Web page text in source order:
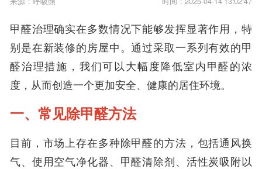
甲醛治理确实在多数情况下能够发挥显著作用，特
别是在新装修的房屋中。通过采取一系列有效的甲
醛治理措施，我们可以大幅度降低室内甲醛的浓
度，从而创造一个更加安全、健康的居住环境。
一、常见除甲醛方法
目前，市场上存在多种除甲醛的方法，包括通风换
气、使用空气净化器、甲醛清除剂、活性炭吸附以